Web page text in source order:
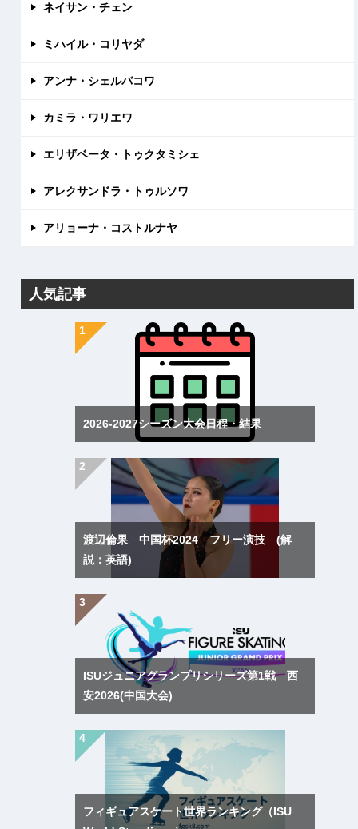
ネイサン・チェン
ミハイル・コリヤダ
アンナ・シェルバコワ
カミラ・ワリエワ
エリザベータ・トゥクタミシェ
アレクサンドラ・トゥルソワ
アリョーナ・コストルナヤ
人気記事
2026-2027シーズン大会日程・結果
渡辺倫果 中国杯2024 フリー演技 (解
説：英語)
ISUジュニアグランプリシリーズ第1戦 西
安2026(中国大会)
フィギュアスケート世界ランキング（ISU